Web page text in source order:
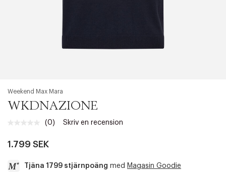
Weekend Max Mara
WKDNAZIONE
Inget
Länk
sida.
(0) Skriv en recension
1.799 SEK
Tjäna 1799 stjärnpoäng med Magasin Goodie